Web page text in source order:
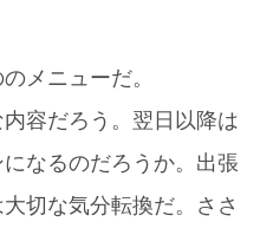
メニューだ。
容だろう。翌日以降は
なるのだろうか。出張
切な気分転換だ。ささ